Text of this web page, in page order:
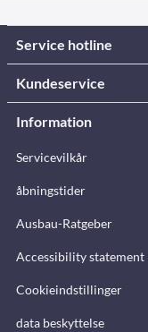
Service hotline
Kundeservice
Information
Servicevilkår
åbningstider
Ausbau-Ratgeber
Accessibility statement
Cookieindstillinger
data beskyttelse